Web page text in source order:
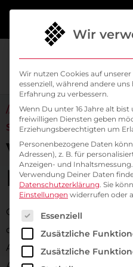
// MIT DER CLOUD ZU
SETUPS MIT 99,9 %
Cloud-Umgebungen
die Verfügbarkeit und
Anwendungen: Sie
Wir
Wir nutzen Cookies auf
essenziell, während andere
Erfahrung zu verbessern.
Wenn Du unter 16 Jahre alt
freiwilligen Diensten geben
Erziehungsberechtigten um
Personenbezogene Daten
Adressen), z. B. für
Anzeigen- und Inhaltsmessung.
Verwendung Deiner Daten
Datenschutzerklärung. Sie
Einstellungen widerrufen oder
Es folgt eine Liste der
Essenziell
Zusätzliche
Zusätzliche